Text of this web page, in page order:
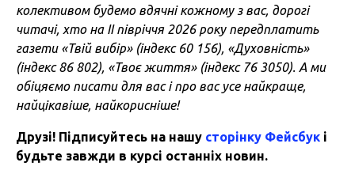
колективом будемо вдячні кожному з вас, дорогі
читачі, хто на ІІ півріччя 2026 року передплатить
газети «Твій вибір» (індекс 60 156), «Духовність»
(індекс 86 802), «Твоє життя» (індекс 76 3050). А ми
обіцяємо писати для вас і про вас усе найкраще,
найцікавіше, найкорисніше!
Друзі! Підписуйтесь на нашу сторінку Фейсбук і
будьте завжди в курсі останніх новин.